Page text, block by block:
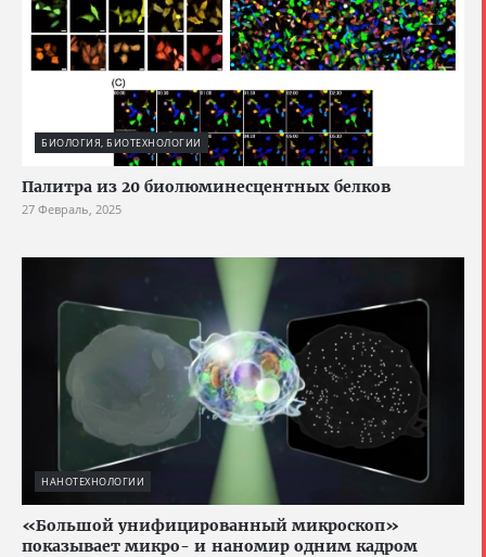
БИОЛОГИЯ, БИОТЕХНОЛОГИИ
Палитра из 20 биолюминесцентных белков
27 Февраль, 2025
НАНОТЕХНОЛОГИИ
«Большой унифицированный микроскоп»
показывает микро- и наномир одним кадром